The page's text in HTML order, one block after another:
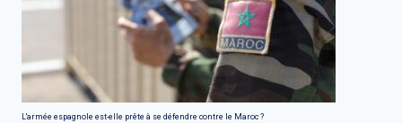
L'armée espagnole est-elle prête à se défendre contre le Maroc ?